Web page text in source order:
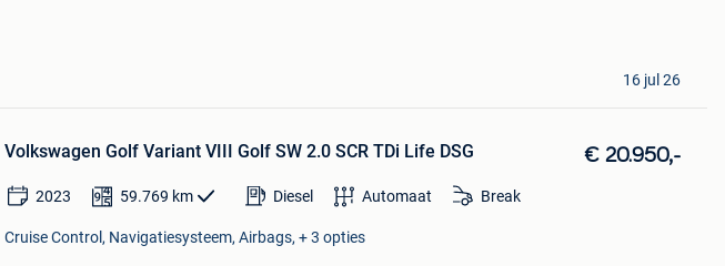
16 jul 26
Volkswagen Golf Variant VIII Golf SW 2.0 SCR TDi Life DSG € 20.950,-
2023 59.769 km Diesel Automaat Break
Cruise Control, Navigatiesysteem, Airbags, + 3 opties